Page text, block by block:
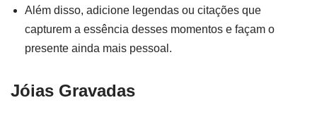
Além disso, adicione legendas ou citações que
capturem a essência desses momentos e façam o
presente ainda mais pessoal.
Jóias Gravadas